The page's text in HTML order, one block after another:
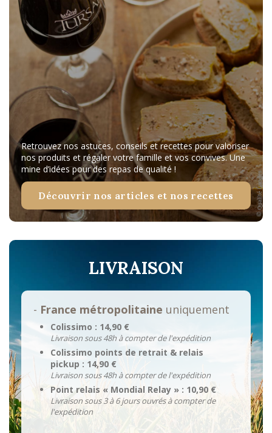
Retrouvez nos astuces, conseils et recettes pour valoriser
nos produits et régaler votre famille et vos convives. Une
mine d’idées pour des repas de qualité !
Découvrir nos articles et nos recettes
LIVRAISON
- France métropolitaine uniquement
Colissimo : 14,90 €
Livraison sous 48h à compter de l'expédition
Colissimo points de retrait & relais
pickup : 14,90 €
Livraison sous 48h à compter de l'expédition
Point relais « Mondial Relay » : 10,90 €
Livraison sous 3 à 6 jours ouvrés à compter de
l'expédition